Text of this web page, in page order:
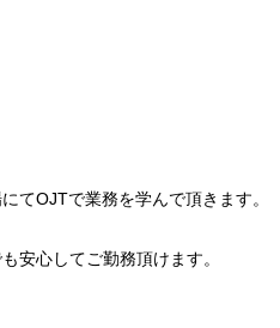
てOJTで業務を学んで頂きます。
安心してご勤務頂けます。